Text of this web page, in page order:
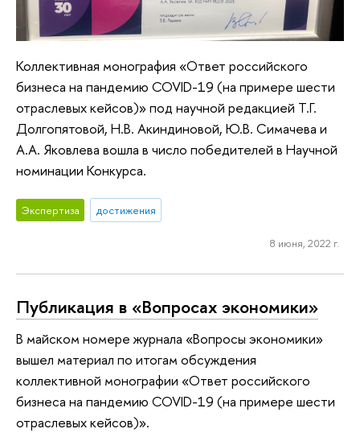
Коллективная монография «Ответ российского
бизнеса на пандемию COVID-19 (на примере шести
отраслевых кейсов)» под научной редакцией Т.Г.
Долгопятовой, Н.В. Акиндиновой, Ю.В. Симачева и
А.А. Яковлева вошла в число победителей в Научной
номинации Конкурса.
Экспертиза достижения
8 июня, 2022 г.
Публикация в «Вопросах экономики»
В майском номере журнала «Вопросы экономики»
вышел материал по итогам обсуждения
коллективной монографии «Ответ российского
бизнеса на пандемию COVID-19 (на примере шести
отраслевых кейсов)».